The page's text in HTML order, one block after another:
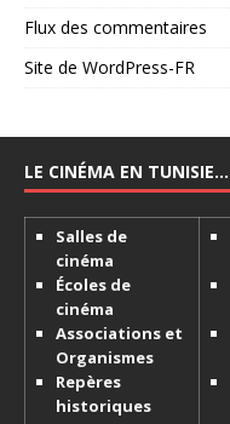
Flux des commentaires
Site de WordPress-FR
LE CINÉMA EN TUNISIE…
Salles de
cinéma
Écoles de
cinéma
Associations et
Organismes
Repères
historiques